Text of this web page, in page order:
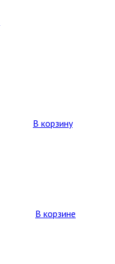
В корзину
В корзине